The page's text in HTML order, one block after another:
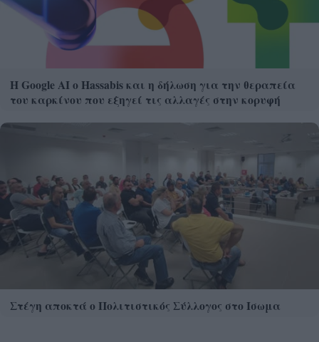
Η Google ΑΙ ο Hassabis και η δήλωση για την θεραπεία
του καρκίνου που εξηγεί τις αλλαγές στην κορυφή
Στέγη αποκτά ο Πολιτιστικός Σύλλογος στο Ισωμα